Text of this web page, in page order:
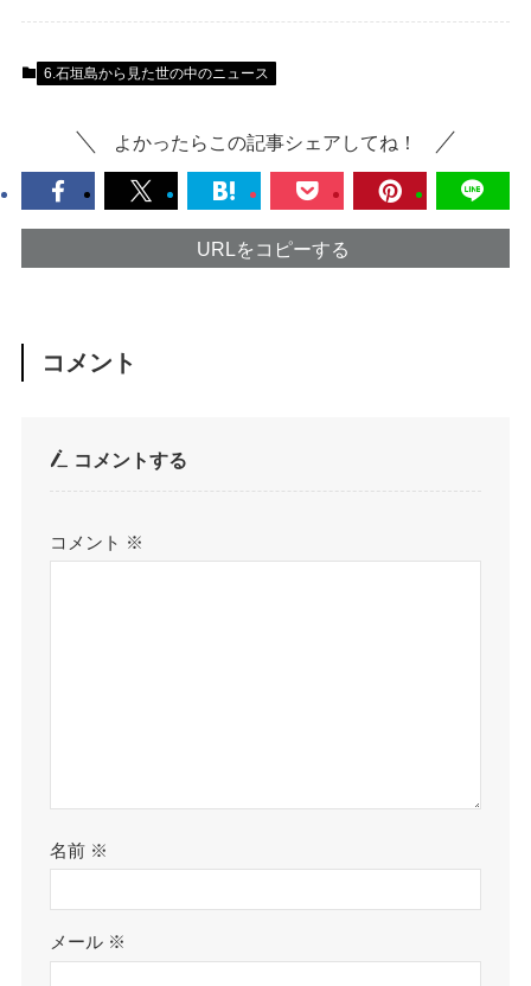
6.石垣島から見た世の中のニュース
よかったらこの記事シェアしてね！
URLをコピーする
コメント
コメントする
コメント ※
名前 ※
メール ※